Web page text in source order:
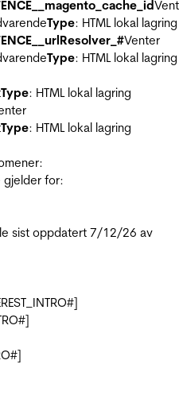
Type: HTML lokal lagring
Venter
Type: HTML lokal lagring
Type: HTML lokal lagring
Type: HTML lokal lagring
gjelder for:
sist oppdatert 7/12/26 av